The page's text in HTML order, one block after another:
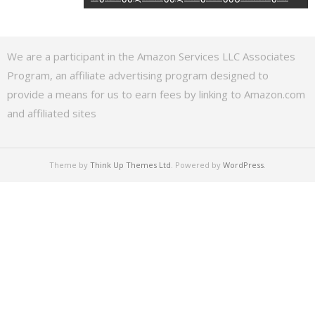
We are a participant in the Amazon Services LLC Associates
Program, an affiliate advertising program designed to
provide a means for us to earn fees by linking to Amazon.com
and affiliated sites
Theme by Think Up Themes Ltd. Powered by WordPress.